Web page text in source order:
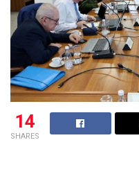
14
SHARES